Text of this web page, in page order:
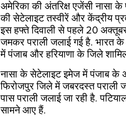
अमेरिका की अंतरिक्ष एजेंसी नासा
की सेटेलाइट तस्वीरें और केंद्रीय
इस हफ्ते दिवाली से पहले 20
जमकर पराली जलाई गई है. भारत के
में पंजाब और हरियाणा के जिले
नासा के सेटेलाइट इमेज में पंजाब के
फिरोजपुर जिले में जबरदस्त पराली
पास पराली जलाई जा रही है.
सामने आए हैं.